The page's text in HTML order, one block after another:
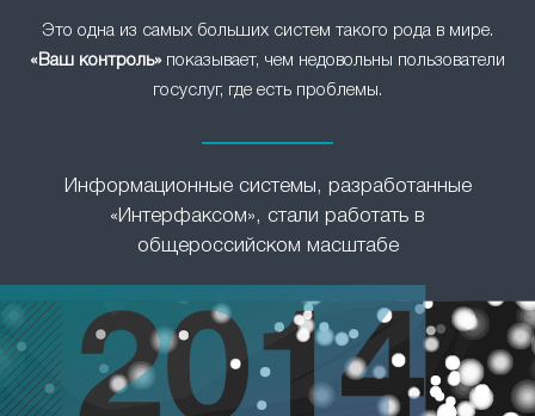
Это одна из самых больших систем такого рода в мире.
«Ваш контроль»показывает, чем недовольны пользователи
госуслуг, где есть проблемы.
Информационные системы, разработанные
«Интерфаксом», стали работать в
общероссийском масштабе